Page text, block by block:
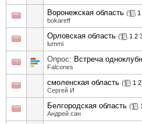
Воронежская область ( 1
bokareff
Орловская область ( 1 2
lummi
Опрос: Встреча
Falcones
смоленская область ( 1 2
Сергей И
Белгородская область ( 1
Андрей сан